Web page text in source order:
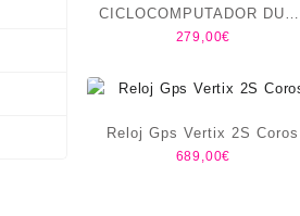
CICLOCOMPUTADOR DURA
COROS
279,00€
Reloj Gps Vertix 2S Coros
689,00€